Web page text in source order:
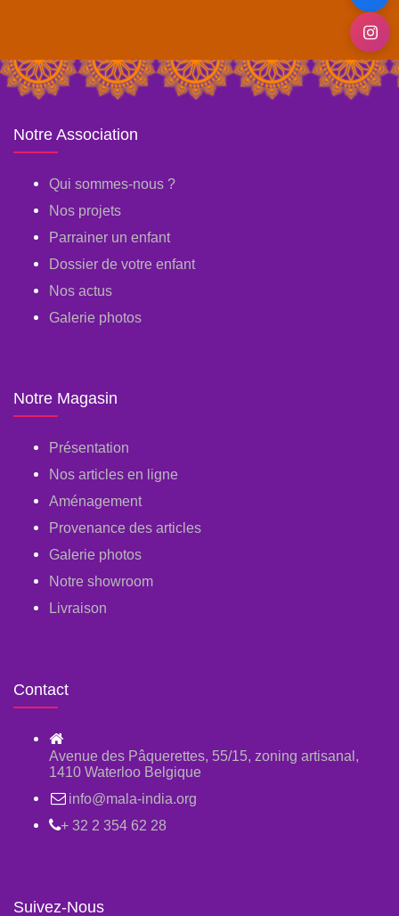
Notre Association
Qui sommes-nous ?
Nos projets
Parrainer un enfant
Dossier de votre enfant
Nos actus
Galerie photos
Notre Magasin
Présentation
Nos articles en ligne
Aménagement
Provenance des articles
Galerie photos
Notre showroom
Livraison
Contact
Avenue des Pâquerettes, 55/15, zoning artisanal,
1410 Waterloo Belgique
info@mala-india.org
+ 32 2 354 62 28
Suivez-Nous